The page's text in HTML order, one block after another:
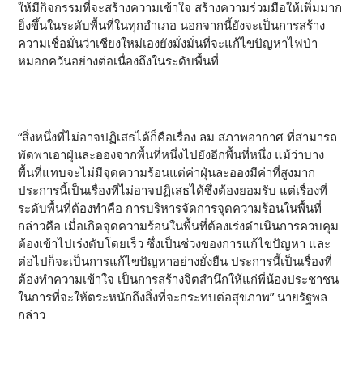
ให้มีกิจกรรมที่จะสร้างความเข้าใจ สร้างความร่วมมือให้เพิ่มมาก
ยิ่งขึ้นในระดับพื้นที่ในทุกอำเภอ นอกจากนี้ยังจะเป็นการสร้าง
ความเชื่อมั่นว่าเชียงใหม่เองยังมั่งมั่นที่จะแก้ไขปัญหาไฟป่า
หมอกควันอย่างต่อเนื่องถึงในระดับพื้นที่
“สิ่งหนึ่งที่ไม่อาจปฏิเสธได้ก็คือเรื่อง ลม สภาพอากาศ ที่สามารถ
พัดพาเอาฝุ่นละอองจากพื้นที่หนึ่งไปยังอีกพื้นที่หนึ่ง แม้ว่าบาง
พื้นที่แทบจะไม่มีจุดความร้อนแต่ค่าฝุ่นละอองมีค่าที่สูงมาก
ประการนี้เป็นเรื่องที่ไม่อาจปฏิเสธได้ซึ่งต้องยอมรับ แต่เรื่องที่
ระดับพื้นที่ต้องทำคือ การบริหารจัดการจุดความร้อนในพื้นที่
กล่าวคือ เมื่อเกิดจุดความร้อนในพื้นที่ต้องเร่งดำเนินการควบคุม
ต้องเข้าไปเร่งดับโดยเร็ว ซึ่งเป็นช่วงของการแก้ไขปัญหา และ
ต่อไปก็จะเป็นการแก้ไขปัญหาอย่างยั่งยืน ประการนี้เป็นเรื่องที่
ต้องทำความเข้าใจ เป็นการสร้างจิตสำนึกให้แก่พี่น้องประชาชน
ในการที่จะให้ตระหนักถึงสิ่งที่จะกระทบต่อสุขภาพ” นายรัฐพล
กล่าว